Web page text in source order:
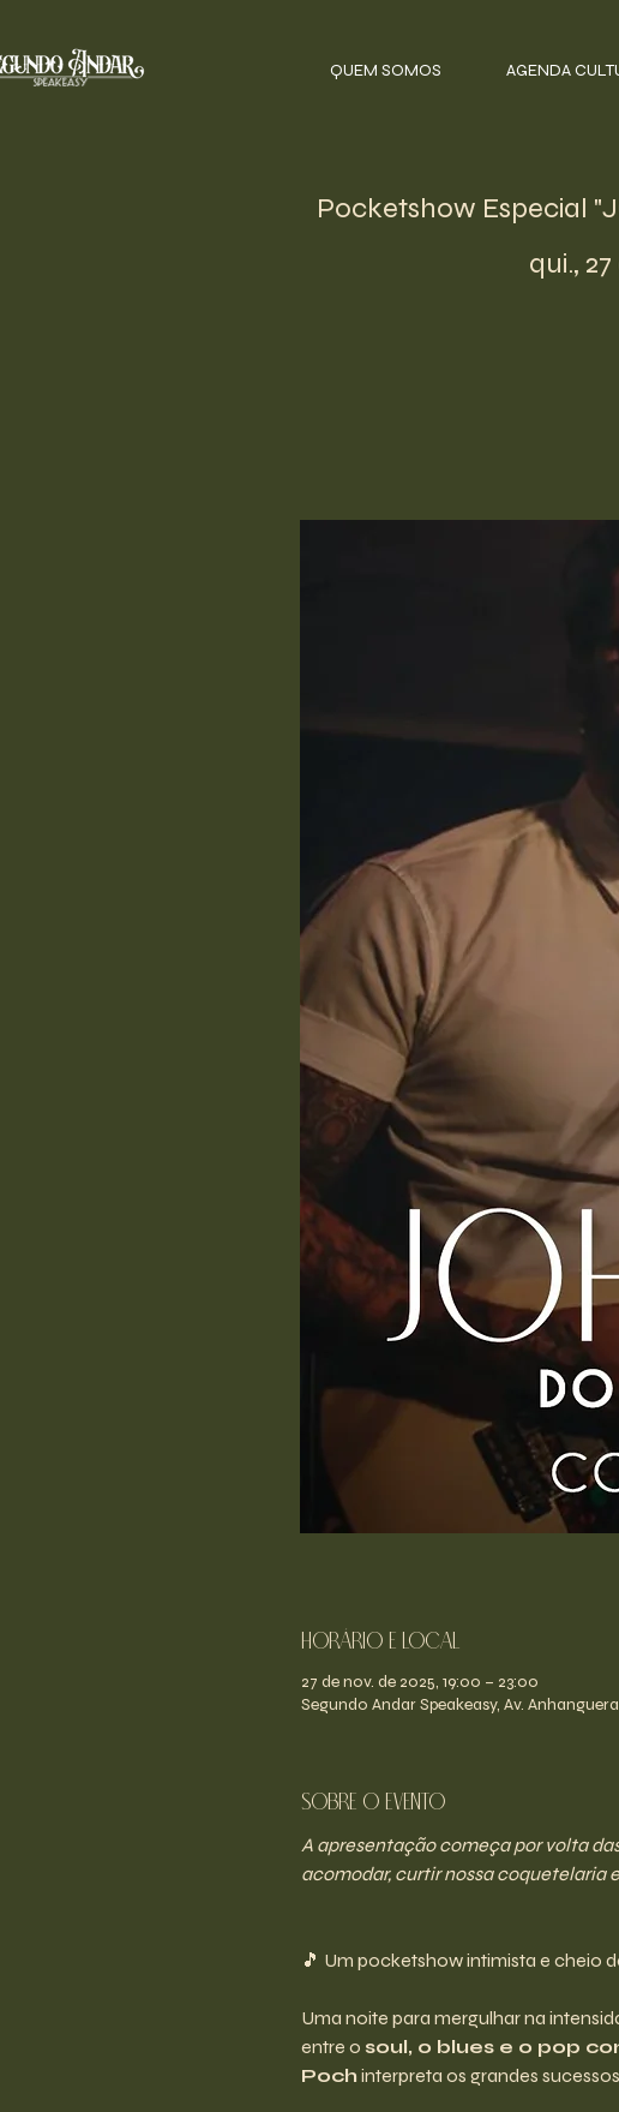
QUEM SOMOS AGENDA
Pocketshow Especial
qui.,
Horário e Local
27 de nov. de 2025, 19:00 – 23:00
Segundo Andar Speakeasy, Av.
Sobre o evento
A apresentação começa por volta
acomodar, curtir nossa coquetelaria
🎵 Um pocketshow intimista e cheio
Uma noite para mergulhar na
entre o soul, o blues e o pop
Poch interpreta os grandes